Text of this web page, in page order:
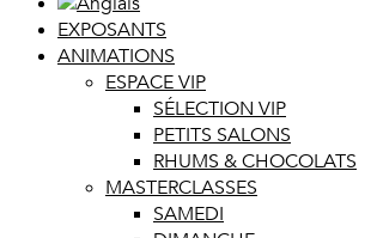
EXPOSANTS
ANIMATIONS
ESPACE VIP
SÉLECTION VIP
PETITS SALONS
RHUMS & CHOCOLATS
MASTERCLASSES
SAMEDI